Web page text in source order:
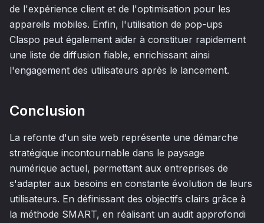
de l'expérience client et de l'optimisation pour les
appareils mobiles. Enfin, l'utilisation de pop-ups
Claspo peut également aider à constituer rapidement
une liste de diffusion fiable, enrichissant ainsi
l'engagement des utilisateurs après le lancement.
Conclusion
La refonte d'un site web représente une démarche
stratégique incontournable dans le paysage
numérique actuel, permettant aux entreprises de
s'adapter aux besoins en constante évolution de leurs
utilisateurs. En définissant des objectifs clairs grâce à
la méthode SMART, en réalisant un audit approfondi